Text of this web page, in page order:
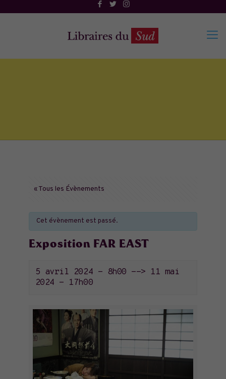
« Tous les Évènements
Cet évènement est passé.
Exposition FAR EAST
5 avril 2024 - 8h00 --> 11 mai
2024 - 17h00